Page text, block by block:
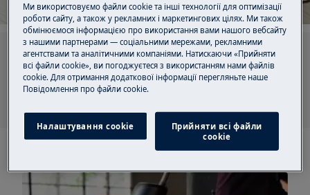
Шукайте серед наших статей підтримки
Ми використовуємо файли cookie та інші технології для оптимізації
роботи сайту, а також у рекламних і маркетингових цілях. Ми також
обмінюємося інформацією про використання вами нашого вебсайту
з нашими партнерами — соціальними мережами, рекламними
агентствами та аналітичними компаніями. Натискаючи «Прийняти
всі файли cookie», ви погоджуєтеся з використанням нами файлів
cookie. Для отримання додаткової інформації перегляньте наше
Пoвідомлення прo файли cookie.
Налаштування cookie Прийняти всі файли
сookie